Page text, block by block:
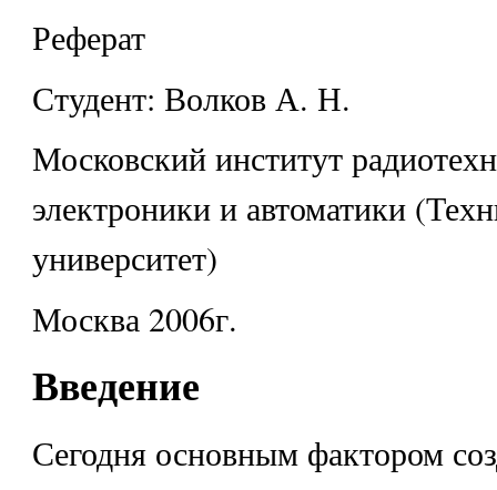
Реферат
Студент: Волков А. Н.
Московский институт
электроники и автоматики
университет)
Москва 2006г.
Введение
Сегодня основным фактором